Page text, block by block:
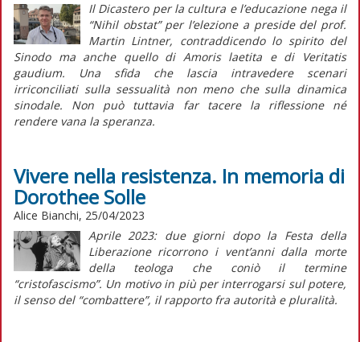
Il Dicastero per la cultura e l’educazione nega il
“Nihil obstat” per l’elezione a preside del prof.
Martin Lintner, contraddicendo lo spirito del
Sinodo ma anche quello di Amoris laetita e di Veritatis
gaudium. Una sfida che lascia intravedere scenari
irriconciliati sulla sessualità non meno che sulla dinamica
sinodale. Non può tuttavia far tacere la riflessione né
rendere vana la speranza.
Vivere nella resistenza. In memoria di
Dorothee Solle
Alice Bianchi, 25/04/2023
Aprile 2023: due giorni dopo la Festa della
Liberazione ricorrono i vent’anni dalla morte
della teologa che coniò il termine
“cristofascismo”. Un motivo in più per interrogarsi sul potere,
il senso del “combattere”, il rapporto fra autorità e pluralità.